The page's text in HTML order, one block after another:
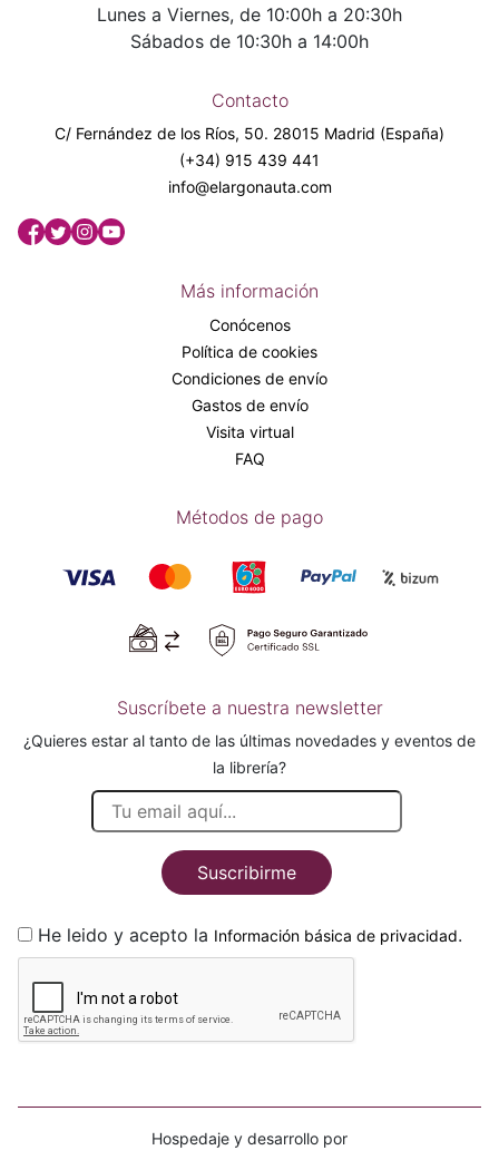
Lunes a Viernes, de 10:00h a 20:30h
Sábados de 10:30h a 14:00h
Contacto
C/ Fernández de los Ríos, 50. 28015 Madrid (España)
(+34) 915 439 441
info@elargonauta.com
Más información
Conócenos
Política de cookies
Condiciones de envío
Gastos de envío
Visita virtual
FAQ
Métodos de pago
Suscríbete a nuestra newsletter
¿Quieres estar al tanto de las últimas novedades y eventos de
la librería?
Suscribirme
He leido y acepto la Información básica de privacidad.
Hospedaje y desarrollo por